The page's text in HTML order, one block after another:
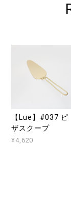
【Lue】#037 ピ
ザスクープ
¥4,620